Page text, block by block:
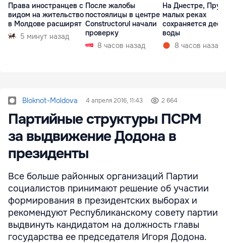
Права иностранцев с
видом на жительство
в Молдове расширят
5 минут назад
После жалобы
постоялицы в центре
Constructorul начали
проверку
8 часов назад
На Днестре,
малых реках
сохраняется
воды
8 часов назад
Bloknot-Moldova 4 апреля 2016, 11:43 2 664
Партийные структуры ПСРМ
за выдвижение Додона в
президенты
Все больше районных организаций Партии
социалистов принимают решение об участии
формирования в президентских выборах и
рекомендуют Республиканскому совету партии
выдвинуть кандидатом на должность главы
государства ее председателя Игоря Додона.